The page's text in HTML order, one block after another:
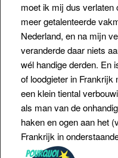
moet ik mij dus verlaten
meer getalenteerde
Nederland, en na mijn
veranderde daar niets
wél handige derden. En
of loodgieter in Frankrijk
een klein tiental
als man van de
haken en ogen aan het
Frankrijk in